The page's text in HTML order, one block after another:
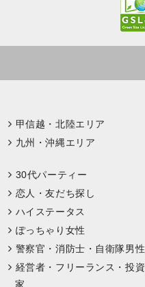
甲信越・北陸エリア
九州・沖縄エリア
30代パーティー
恋人・友だち探し
ハイステータス
ぽっちゃり女性
警察官・消防士・自衛隊男性
経営者・フリーランス・投資
家